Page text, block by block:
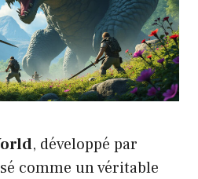
, développé par
comme un véritable